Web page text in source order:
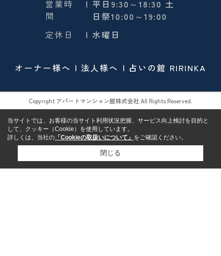
営業時
間
| 平日9:30～18:30 土
日祭10:00～19:00
定休日
| 水曜日
オーナー様へ 法人様へ 占いの館 RIRINKA
Copyright アパートマンション館株式会社 All Rights Reserved.
当サイトでは、お客様の当サイト利用状況把握、サービス向上検討を目的と
して、クッキー（Cookie）を使用しています。
詳しくは、当社の 「Cookieの取扱いについて」 をご確認ください。
閉じる